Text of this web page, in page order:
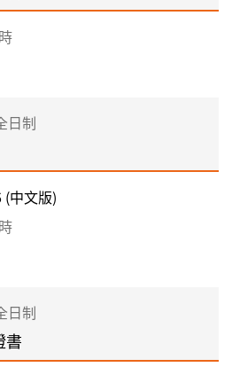
日制
中文版)
日制
書